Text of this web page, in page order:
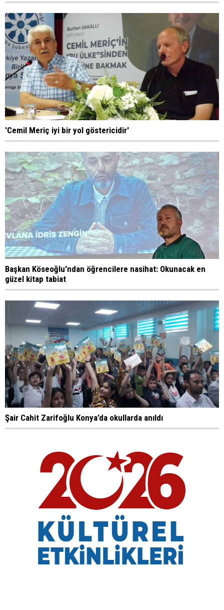
'Cemil Meriç iyi bir yol göstericidir'
Başkan Köseoğlu'ndan öğrencilere nasihat: Okunacak en
güzel kitap tabiat
Şair Cahit Zarifoğlu Konya’da okullarda anıldı